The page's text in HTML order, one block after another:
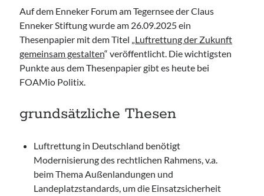
Auf dem Enneker Forum am Tegernsee der Claus
Enneker Stiftung wurde am 26.09.2025 ein
Thesenpapier mit dem Titel „Luftrettung der Zukunft
gemeinsam gestalten“ veröffentlicht. Die wichtigsten
Punkte aus dem Thesenpapier gibt es heute bei
FOAMio Politix.
grundsätzliche Thesen
Luftrettung in Deutschland benötigt
Modernisierung des rechtlichen Rahmens, v.a.
beim Thema Außenlandungen und
Landeplatzstandards, um die Einsatzsicherheit